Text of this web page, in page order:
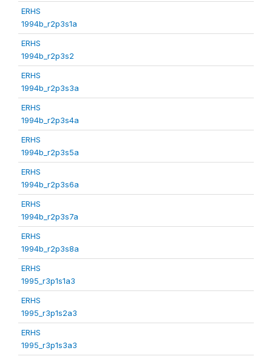
ERHS
1994b_r2p3s1a
ERHS
1994b_r2p3s2
ERHS
1994b_r2p3s3a
ERHS
1994b_r2p3s4a
ERHS
1994b_r2p3s5a
ERHS
1994b_r2p3s6a
ERHS
1994b_r2p3s7a
ERHS
1994b_r2p3s8a
ERHS
1995_r3p1s1a3
ERHS
1995_r3p1s2a3
ERHS
1995_r3p1s3a3